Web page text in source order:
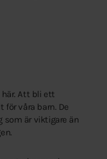
Att bli ett
för våra barn. De
som är viktigare än